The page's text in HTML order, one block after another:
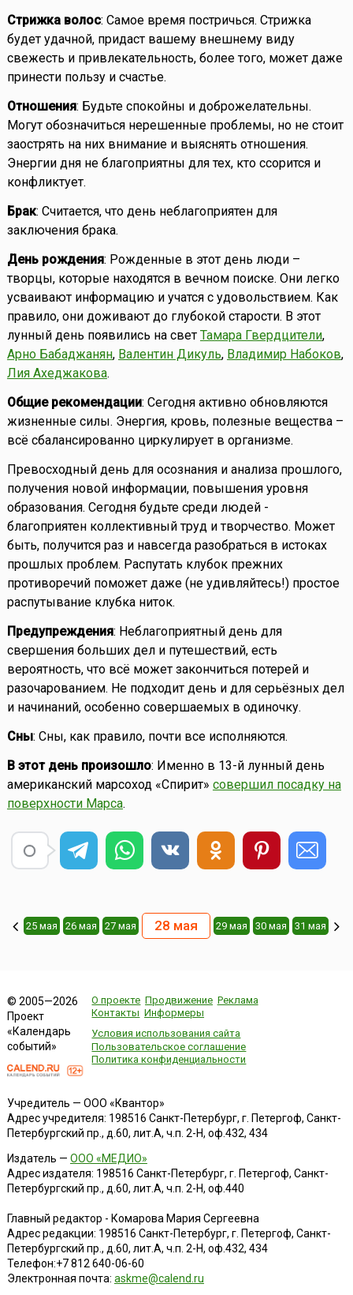
Стрижка волос: Самое время постричься. Стрижка
будет удачной, придаст вашему внешнему виду
свежесть и привлекательность, более того, может даже
принести пользу и счастье.
Отношения: Будьте спокойны и доброжелательны.
Могут обозначиться нерешенные проблемы, но не стоит
заострять на них внимание и выяснять отношения.
Энергии дня не благоприятны для тех, кто ссорится и
конфликтует.
Брак: Считается, что день неблагоприятен для
заключения брака.
День рождения: Рожденные в этот день люди –
творцы, которые находятся в вечном поиске. Они легко
усваивают информацию и учатся с удовольствием. Как
правило, они доживают до глубокой старости. В этот
лунный день появились на свет Тамара Гвердцители,
Арно Бабаджанян, Валентин Дикуль, Владимир Набоков,
Лия Ахеджакова.
Общие рекомендации: Сегодня активно обновляются
жизненные силы. Энергия, кровь, полезные вещества –
всё сбалансированно циркулирует в организме.
Превосходный день для осознания и анализа прошлого,
получения новой информации, повышения уровня
образования. Сегодня будьте среди людей -
благоприятен коллективный труд и творчество. Может
быть, получится раз и навсегда разобраться в истоках
прошлых проблем. Распутать клубок прежних
противоречий поможет даже (не удивляйтесь!) простое
распутывание клубка ниток.
Предупреждения: Неблагоприятный день для
свершения больших дел и путешествий, есть
вероятность, что всё может закончиться потерей и
разочарованием. Не подходит день и для серьёзных дел
и начинаний, особенно совершаемых в одиночку.
Сны: Сны, как правило, почти все исполняются.
В этот день произошло: Именно в 13-й лунный день
американский марсоход «Спирит» совершил посадку на
поверхности Марса.
25 мая 26 мая 27 мая 28 мая 29 мая 30 мая 31 мая
© 2005—2026
Проект
«Календарь
событий»
О проекте Продвижение Реклама
Контакты Информеры
Условия использования сайта
Пользовательское соглашение
Политика конфиденциальности
Учредитель — ООО «Квантор»
Адрес учредителя: 198516 Санкт-Петербург, г. Петергоф, Санкт-
Петербургский пр., д.60, лит.А, ч.п. 2-Н, оф.432, 434
Издатель — ООО «МЕДИО»
Адрес издателя: 198516 Санкт-Петербург, г. Петергоф, Санкт-
Петербургский пр., д.60, лит.А, ч.п. 2-Н, оф.440
Главный редактор - Комарова Мария Сергеевна
Адрес редакции: 198516 Санкт-Петербург, г. Петергоф, Санкт-
Петербургский пр., д.60, лит.А, ч.п. 2-Н, оф.432, 434
Телефон:+7 812 640-06-60
Электронная почта: askme@calend.ru